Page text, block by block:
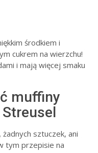
środkiem i
cukrem na wierzchu!
i mają więcej smaku
muffiny
żadnych sztuczek, ani
tym przepisie na